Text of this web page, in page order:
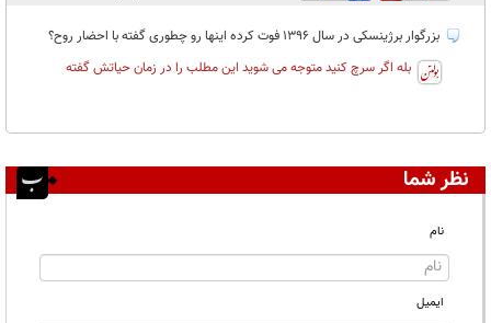
بزرگوار برژینسکی در سال ۱۳۹۶ فوت کرده اینها رو چطوری گفته با احضار روح؟
بله اگر سرچ کنید متوجه می شوید این مطلب را در زمان حیاتش گفته
نظر شما
نام
ایمیل